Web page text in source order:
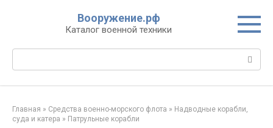
Вооружение.рф
Каталог военной техники
Поиск:
Главная » Средства военно-морского флота » Надводные корабли,
суда и катера » Патрульные корабли